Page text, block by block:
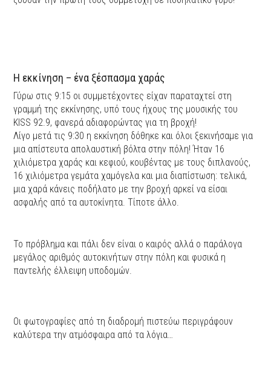
Η εκκίνηση – ένα ξέσπασμα χαράς
Γύρω στις 9:15 οι συμμετέχοντες είχαν παραταχτεί στη
γραμμή της εκκίνησης, υπό τους ήχους της μουσικής του
KISS 92.9, φανερά αδιαφορώντας για τη βροχή!
Λίγο μετά τις 9:30 η εκκίνηση δόθηκε και όλοι ξεκινήσαμε για
μια απίστευτα απολαυστική βόλτα στην πόλη! Ήταν 16
χιλιόμετρα χαράς και κεφιού, κουβέντας με τους διπλανούς,
16 χιλιόμετρα γεμάτα χαμόγελα και μια διαπίστωση: τελικά,
μια χαρά κάνεις ποδήλατο με την βροχή αρκεί να είσαι
ασφαλής από τα αυτοκίνητα. Τίποτε άλλο.
Το πρόβλημα και πάλι δεν είναι ο καιρός αλλά ο παράλογα
μεγάλος αριθμός αυτοκινήτων στην πόλη και φυσικά η
παντελής έλλειψη υποδομών.
Οι φωτογραφίες από τη διαδρομή πιστεύω περιγράφουν
καλύτερα την ατμόσφαιρα από τα λόγια…